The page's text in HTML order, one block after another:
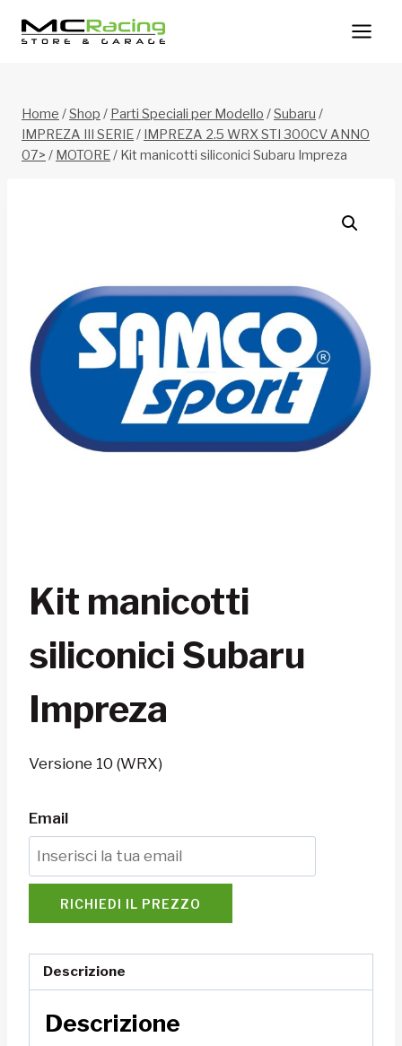
Home /Shop / Parti Speciali per Modello /Subaru /
IMPREZA III SERIE/ IMPREZA 2.5 WRX STI 300CV ANNO
07> / MOTORE/ Kit manicotti siliconici Subaru Impreza
Kit manicotti
siliconici Subaru
Impreza
Versione 10 (WRX)
Email
RICHIEDI IL PREZZO
Descrizione
Descrizione